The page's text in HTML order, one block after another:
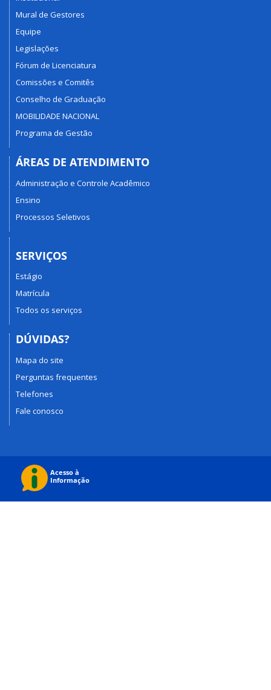
Mural de Gestores
Equipe
Legislações
Fórum de Licenciatura
Comissões e Comitês
Conselho de Graduação
MOBILIDADE NACIONAL
Programa de Gestão
ÁREAS DE ATENDIMENTO
Administração e Controle Acadêmico
Ensino
Processos Seletivos
SERVIÇOS
Estágio
Matrícula
Todos os serviços
DÚVIDAS?
Mapa do site
Perguntas frequentes
Telefones
Fale conosco